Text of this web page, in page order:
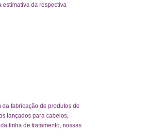
estimativa da respectiva
fabricação de produtos de
lançados para cabelos,
linha de tratamento, nossas